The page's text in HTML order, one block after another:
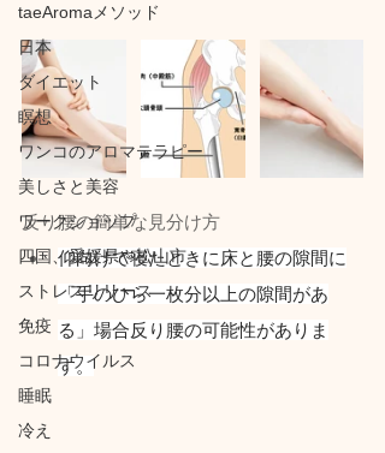
taeAromaメソッド
日本
ダイエット
瞑想
ワンコのアロマテラピー
美しさと美容
ワークショップ
四国、愛媛県や松山市
ストレスリリース
免疫
コロナウイルス
睡眠
冷え
反り腰の簡単な見分け方
仰向けで寝たときに床と腰の隙間に
「手のひら一枚分以上の隙間があ
る」場合反り腰の可能性がありま
す。